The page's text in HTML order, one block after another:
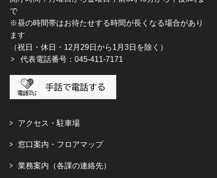
で
※昼の時間帯はお待たせする時間が長くなる場合があり
ます
（祝日・休日・12月29日から1月3日を除く）
代表電話番号：045-411-7171
アクセス・駐車場
窓口案内・フロアマップ
業務案内（各課の連絡先）